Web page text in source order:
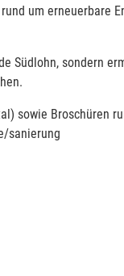
um erneuerbare
Südlohn, sondern
sowie Broschüren
sanierung